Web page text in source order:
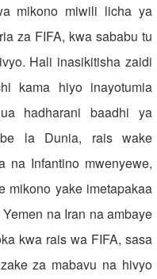
mikono miwili licha ya
za FIFA, kwa sababu tu
Hali inasikitisha zaidi
kama hiyo inayotumia
hadharani baadhi ya
la Dunia, rais wake
na Infantino mwenyewe,
mikono yake imetapakaa
na Iran na ambaye
kwa rais wa FIFA, sasa
za mabavu na hivyo